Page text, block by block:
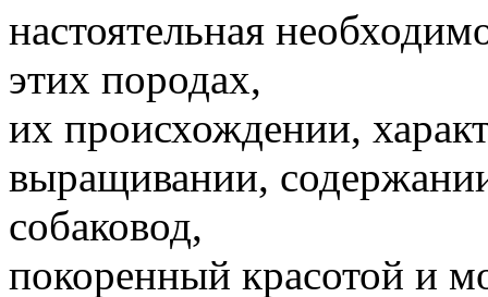
настоятельная
этих породах,
их происхождении,
выращивании,
собаковод,
покоренный красотой и